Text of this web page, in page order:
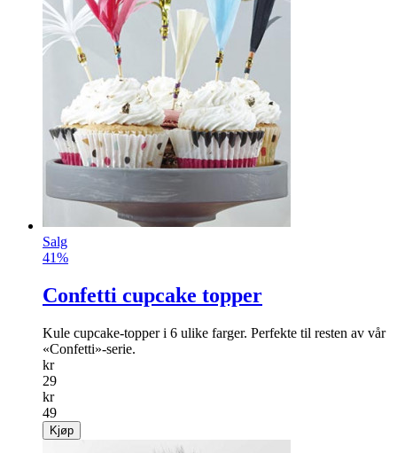
Salg
41%
Confetti cupcake topper
Kule cupcake-topper i 6 ulike farger. Perfekte til resten av vår
«Confetti»-serie.
kr
29
kr
49
Kjøp